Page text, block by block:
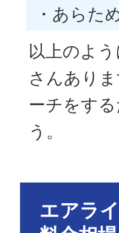
・あらた
以上のよ
さんあり
ーチをす
う。
エアラ